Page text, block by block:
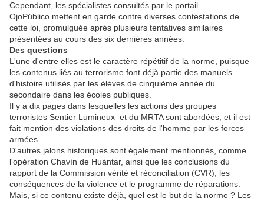
Cependant, les spécialistes consultés par le portail
OjoPúblico mettent en garde contre diverses contestations de
cette loi, promulguée après plusieurs tentatives similaires
présentées au cours des six dernières années.
Des questions
L'une d'entre elles est le caractère répétitif de la norme, puisque
les contenus liés au terrorisme font déjà partie des manuels
d'histoire utilisés par les élèves de cinquième année du
secondaire dans les écoles publiques.
Il y a dix pages dans lesquelles les actions des groupes
terroristes Sentier Lumineux et du MRTA sont abordées, et il est
fait mention des violations des droits de l'homme par les forces
armées.
D'autres jalons historiques sont également mentionnés, comme
l'opération Chavín de Huántar, ainsi que les conclusions du
rapport de la Commission vérité et réconciliation (CVR), les
conséquences de la violence et le programme de réparations.
Mais, si ce contenu existe déjà, quel est le but de la norme ? Les